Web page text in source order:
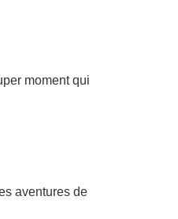
moment qui
aventures de